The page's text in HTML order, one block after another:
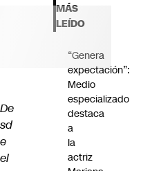
Futuro 360
De
sd
e
el
MÁS
LEÍDO
“Genera
expectación”:
Medio
especializado
destaca
a
la
actriz